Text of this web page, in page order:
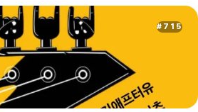
# 715